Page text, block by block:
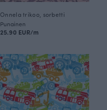
Onnela trikoo, sorbetti
Punainen
25.90 EUR/m